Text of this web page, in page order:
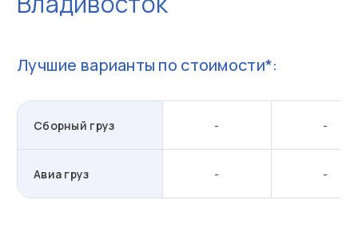
Лучшие варианты по стоимости*:
Сборный груз - -
Авиа груз - -